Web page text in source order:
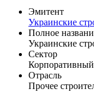
Эмитент
Украинские
Полное
Украинские
Сектор
Корпоративный
Отрасль
Прочее